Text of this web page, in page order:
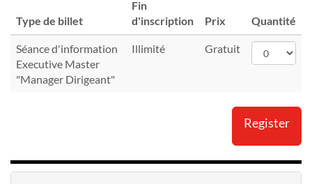
Type de billet
Fin
d'inscription
Prix Quantité
Séance d'information
Executive Master
"Manager Dirigeant"
Illimité Gratuit
Register